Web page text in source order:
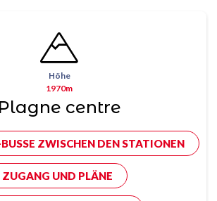
Höhe
1970m
Plagne centre
ZWISCHEN DEN STATIONEN
ZUGANG UND PLÄNE